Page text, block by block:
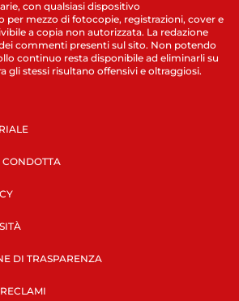
con qualsiasi dispositivo
per mezzo di fotocopie, registrazioni, cover e
a copia non autorizzata. La redazione
commenti presenti sul sito. Non potendo
continuo resta disponibile ad eliminarli su
gli stessi risultano offensivi e oltraggiosi.
DI TRASPARENZA